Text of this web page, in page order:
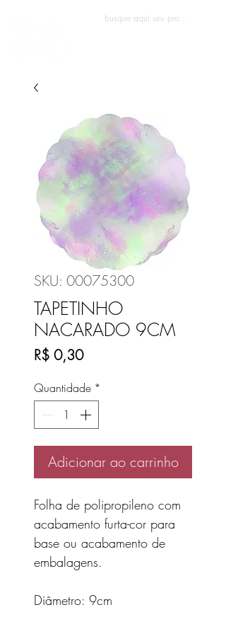
SKU: 00075300
TAPETINHO
NACARADO 9CM
R$ 0,30Preço
Quantidade *
Adicionar ao carrinho
Folha de polipropileno com
acabamento furta-cor para
base ou acabamento de
embalagens.
Diâmetro: 9cm